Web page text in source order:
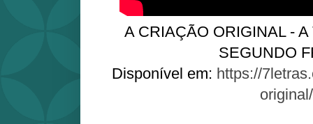
A CRIAÇÃO ORIGINAL -
SEGUNDO
Disponível em: https://
original/